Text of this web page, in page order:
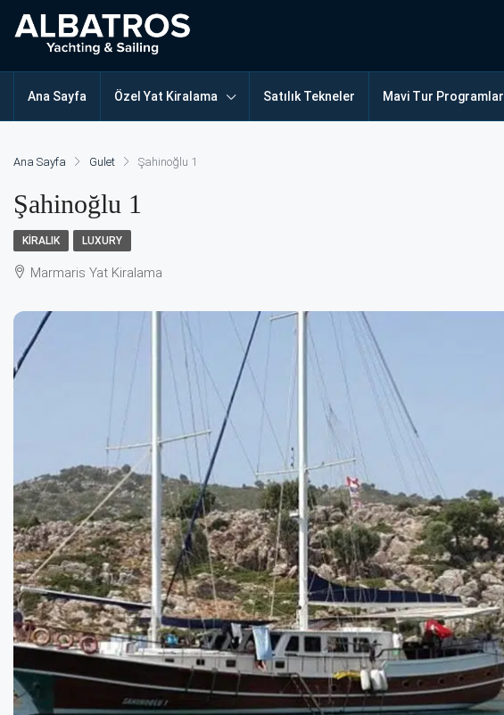
Ana Sayfa Özel Yat Kiralama Satılık Tekneler Mavi Tur
Ana Sayfa Gulet Şahinoğlu 1
Şahinoğlu 1
KIRALIK LUXURY
Marmaris Yat Kiralama